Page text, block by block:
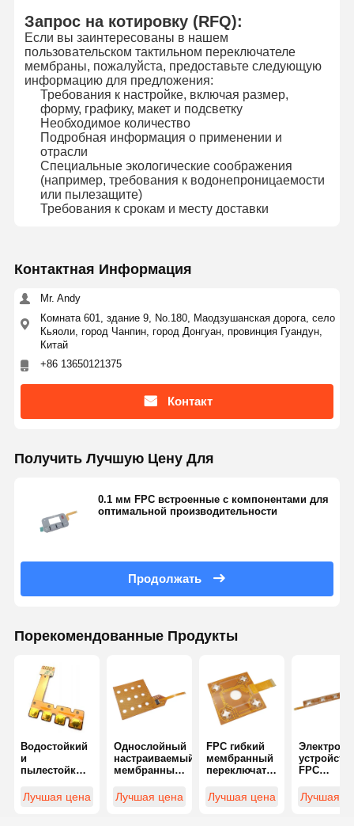
Запрос на котировку (RFQ):
Если вы заинтересованы в нашем
пользовательском тактильном переключателе
мембраны, пожалуйста, предоставьте следующую
информацию для предложения:
Требования к настройке, включая размер,
форму, графику, макет и подсветку
Необходимое количество
Подробная информация о применении и
отрасли
Специальные экологические соображения
(например, требования к водонепроницаемости
или пылезащите)
Требования к срокам и месту доставки
Контактная Информация
Mr. Andy
Комната 601, здание 9, No.180, Маодзушанская дорога, село
Кьяоли, город Чанпин, город Донгуан, провинция Гуандун,
Китай
+86 13650121375
Контакт
Получить Лучшую Цену Для
0.1 мм FPC встроенные с компонентами для
оптимальной производительности
Продолжать
Порекомендованные Продукты
Водостойкий
и
пылестойкий
переключатель
FPC для
Лучшая цена
Однослойный
настраиваемый
мембранный
FPC для
приложений
Лучшая цена
FPC гибкий
мембранный
переключатель
нескольких
приложений
Лучшая цена
FPC
Лучшая